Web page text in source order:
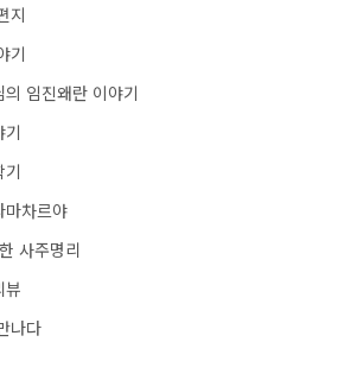
지
기
임진왜란 이야기
기
마차르야
사주명리
뷰
나다